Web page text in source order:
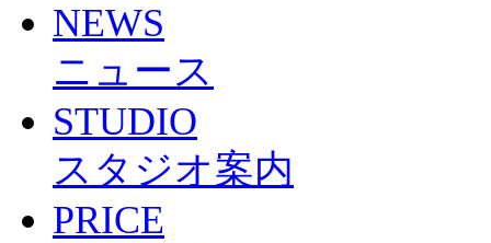
NEWS
ニュース
STUDIO
スタジオ案内
PRICE